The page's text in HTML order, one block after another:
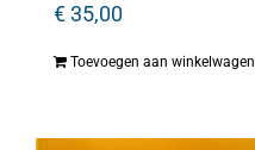
€35,00
Toevoegen aan winkelwagen